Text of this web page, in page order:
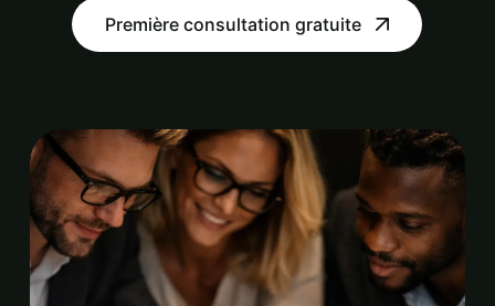
Première consultation gratuite